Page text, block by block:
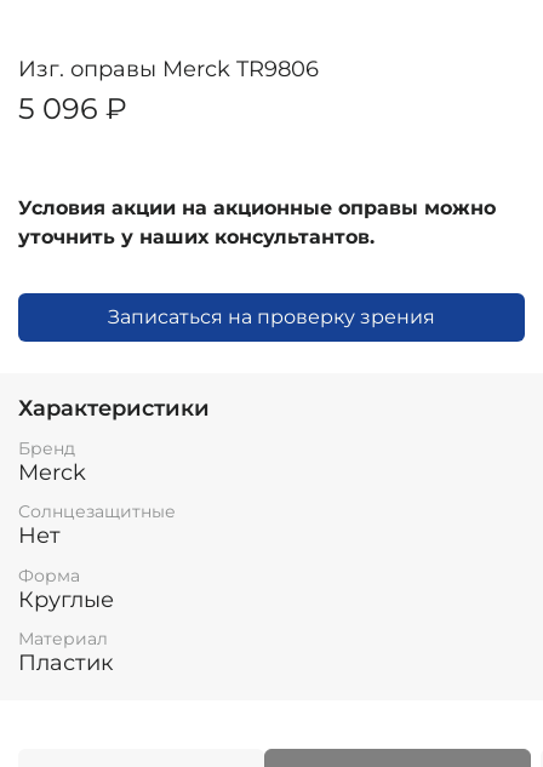
Изг. оправы Merck TR9806
5 096 ₽
Условия акции на акционные оправы можно
уточнить у наших консультантов.
Записаться на проверку зрения
Характеристики
Бренд
Merck
Солнцезащитные
Нет
Форма
Круглые
Материал
Пластик